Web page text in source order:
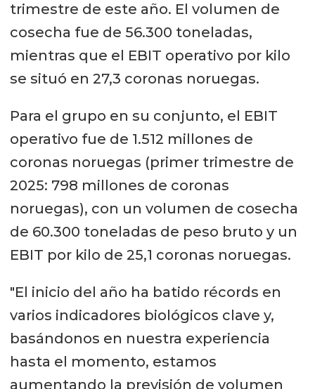
trimestre de este año. El volumen de
cosecha fue de 56.300 toneladas,
mientras que el EBIT operativo por kilo
se situó en 27,3 coronas noruegas.
Para el grupo en su conjunto, el EBIT
operativo fue de 1.512 millones de
coronas noruegas (primer trimestre de
2025: 798 millones de coronas
noruegas), con un volumen de cosecha
de 60.300 toneladas de peso bruto y un
EBIT por kilo de 25,1 coronas noruegas.
"El inicio del año ha batido récords en
varios indicadores biológicos clave y,
basándonos en nuestra experiencia
hasta el momento, estamos
aumentando la previsión de volumen